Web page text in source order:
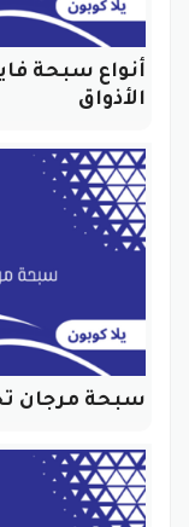
أنواع سبحة
الأذواق
سبحة مرجان